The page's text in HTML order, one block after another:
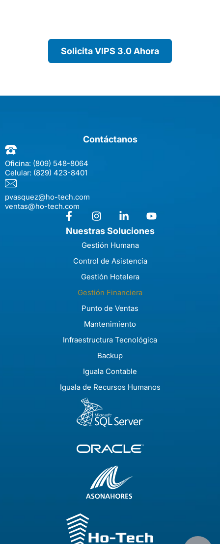
Solicita VIPS 3.0 Ahora
Contáctanos
Oficina: (809) 548-8064
Celular: (829) 423-8401
pvasquez@ho-tech.com
ventas@ho-tech.com
Nuestras Soluciones
Gestión Humana
Control de Asistencia
Gestión Hotelera
Gestión Financiera
Punto de Ventas
Mantenimiento
Infraestructura Tecnológica
Backup
Iguala Contable
Iguala de Recursos Humanos